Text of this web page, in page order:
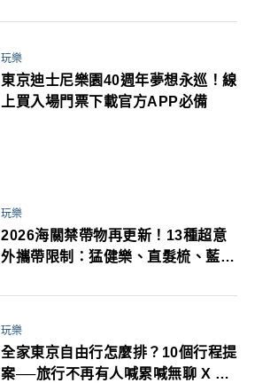
玩樂
東京迪士尼樂園40週年夢想永巡！線
上買入場門票下載官方APP必備
玩樂
2026海關禁帶物再更新！13種超意
外攜帶限制：猛健樂、直髮梳、藍牙
萬！注意事項一次看！
玩樂
全家東京自由行怎麼排？10個行程提
案──旅行不再有人喊累喊無聊 X 爸